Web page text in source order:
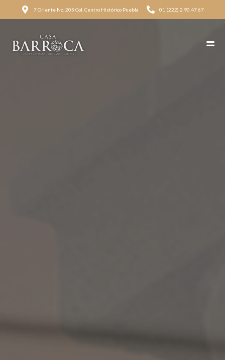
7 Oriente No. 205 Col. Centro Histórico Puebla 01 (222) 2 90 47 67